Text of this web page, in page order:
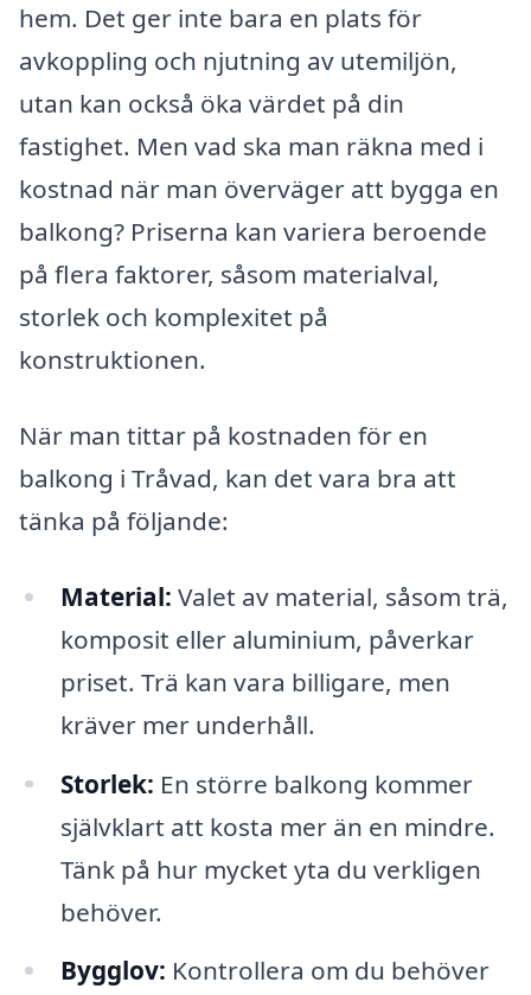
hem. Det ger inte bara en plats för
avkoppling och njutning av utemiljön,
utan kan också öka värdet på din
fastighet. Men vad ska man räkna med i
kostnad när man överväger att bygga en
balkong? Priserna kan variera beroende
på flera faktorer, såsom materialval,
storlek och komplexitet på
konstruktionen.
När man tittar på kostnaden för en
balkong i Tråvad, kan det vara bra att
tänka på följande:
Material: Valet av material, såsom trä,
komposit eller aluminium, påverkar
priset. Trä kan vara billigare, men
kräver mer underhåll.
Storlek: En större balkong kommer
självklart att kosta mer än en mindre.
Tänk på hur mycket yta du verkligen
behöver.
Bygglov: Kontrollera om du behöver